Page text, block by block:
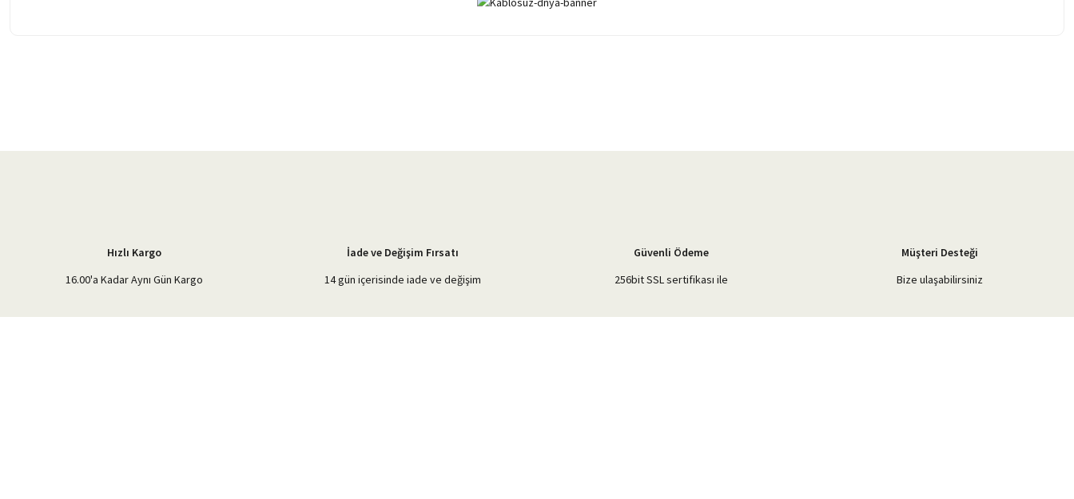
Hızlı Kargo
16.00'a Kadar Aynı Gün Kargo
İade ve Değişim Fırsatı
14 gün içerisinde iade ve değişim
Güvenli Ödeme
256bit SSL sertifikası ile
Müşteri Desteği
Bize ulaşabilirsiniz